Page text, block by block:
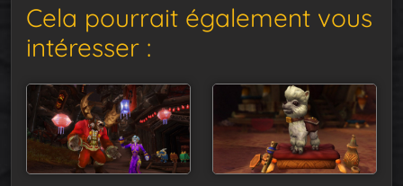
Cela pourrait également vous
intéresser :